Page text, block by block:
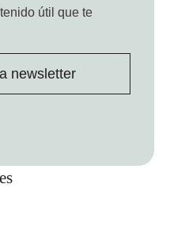
útil que te
newsletter